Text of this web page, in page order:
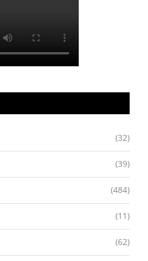
(32)
(39)
(484)
(11)
(62)